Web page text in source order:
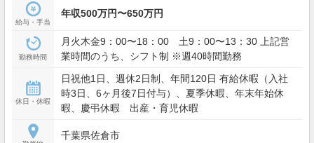
給与・手当
年収500万円〜650万円
勤務時間
月火木金9：00〜18：00 土9：00〜13：30 上記営
業時間のうち、シフト制 ※週40時間勤務
休日・休暇
日祝他1日、週休2日制、年間120日 有給休暇（入社
時3日、6ヶ月後7日付与）、夏季休暇、年末年始休
暇、慶弔休暇 出産・育児休暇
千葉県佐倉市